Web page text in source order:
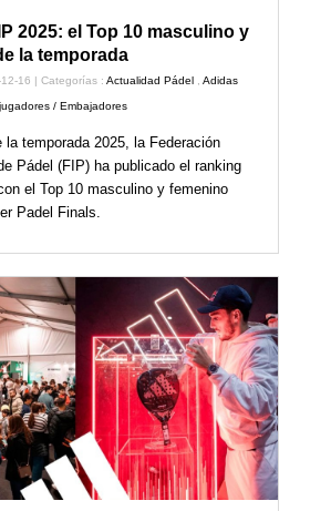
2025: el Top 10 masculino y
la temporada
16 | Categorías :Actualidad Pádel ,Adidas
/ Embajadores
la temporada 2025, la Federación
Pádel (FIP) ha publicado el ranking
el Top 10 masculino y femenino
Padel Finals.